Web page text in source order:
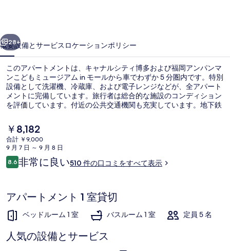
ギ
ャ
ラ
リ
ー
次へ
28+
概要設備とサービス ロケーションポリシー
このアパートメントは、キャナルシティ博多および福岡アンパンマ
ンこどもミュージアム in モールから車でわずか 5 分圏内です。特別
設備として洗濯機、冷蔵庫、および電子レンジなどが、全アパート
メントに完備しています。旅行者は総合的な施設のコンディション
を評価しています。付近の公共交通機関も充実しています。地下鉄
現
在
の
料
金
で
す
￥8,182
合計 ￥9,000
9 月 7 日 ～ 9 月 8 日
口
コ
8.610段階中8.6
非常に良い510 件の口コミをすべて表示
アパートメント 1 室貸切
ベッドルーム 1 室 バスルーム 1 室 定員 5 名
人気の設備とサービス